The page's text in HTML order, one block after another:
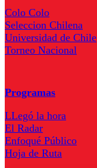
Colo Colo
Seleccion Chilena
Universidad de Chile
Torneo Nacional
Programas
LLegó la hora
El Radar
Enfoqué Público
Hoja de Ruta